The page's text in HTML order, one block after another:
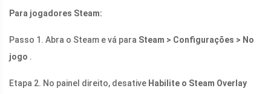
Para jogadores Steam:
Passo 1. Abra o Steam e vá para Steam > Configurações > No
jogo .
Etapa 2. No painel direito, desative Habilite o Steam Overlay